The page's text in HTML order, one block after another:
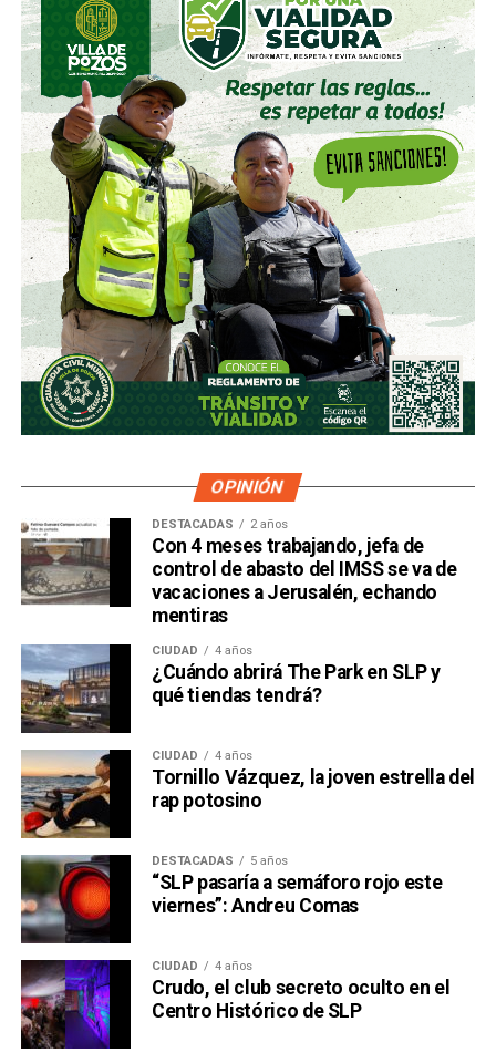
OPINIÓN
DESTACADAS 2 años
Con 4 meses trabajando, jefa de
control de abasto del IMSS se va de
vacaciones a Jerusalén, echando
mentiras
CIUDAD 4 años
¿Cuándo abrirá The Park en SLP y
qué tiendas tendrá?
CIUDAD 4 años
Tornillo Vázquez, la joven estrella del
rap potosino
DESTACADAS 5 años
“SLP pasaría a semáforo rojo este
viernes”: Andreu Comas
CIUDAD 4 años
Crudo, el club secreto oculto en el
Centro Histórico de SLP